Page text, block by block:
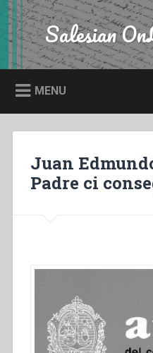
Skip
to
content
Search Salesian
MENU
Juan
Padre ci